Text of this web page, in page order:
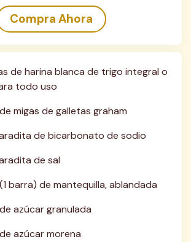
Compra Ahora
de harina blanca de trigo integral o
todo uso
migas de galletas graham
de bicarbonato de sodio
de sal
barra) de mantequilla, ablandada
azúcar granulada
azúcar morena